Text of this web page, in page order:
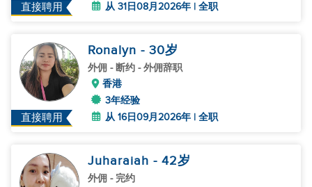
直接聘用
从 31日08月2026年 | 全职
直接聘用
Ronalyn - 30岁
外佣 - 断约 - 外佣辞职
香港
3年经验
从 16日09月2026年 | 全职
Juharaiah - 42岁
外佣 - 完约